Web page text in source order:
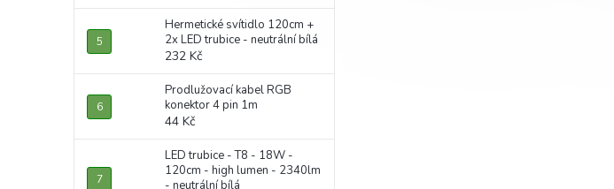
Hermetické svítidlo 120cm +
2x LED trubice - neutrální bílá
232 Kč
Prodlužovací kabel RGB
konektor 4 pin 1m
44 Kč
LED trubice - T8 - 18W -
120cm - high lumen - 2340lm
- neutrální bílá